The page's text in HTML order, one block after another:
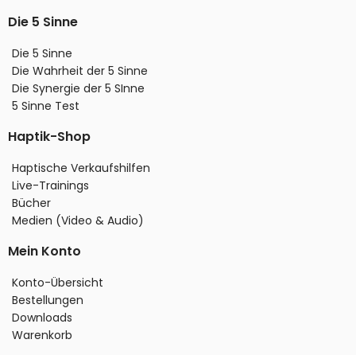
Die 5 Sinne
Die 5 Sinne
Die Wahrheit der 5 Sinne
Die Synergie der 5 SInne
5 Sinne Test
Haptik-Shop
Haptische Verkaufshilfen
Live-Trainings
Bücher
Medien (Video & Audio)
Mein Konto
Konto-Übersicht
Bestellungen
Downloads
Warenkorb